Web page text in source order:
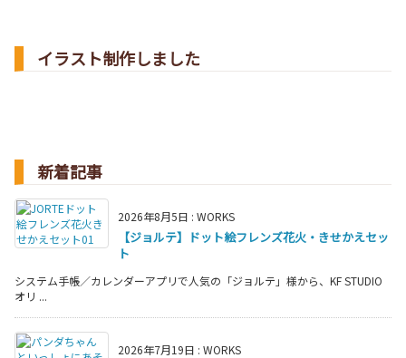
イラスト制作しました
新着記事
2026年8月5日 : WORKS
【ジョルテ】ドット絵フレンズ花火・きせかえセッ
ト
システム手帳／カレンダーアプリで人気の「ジョルテ」様から、KF STUDIO
オリ ...
2026年7月19日 : WORKS